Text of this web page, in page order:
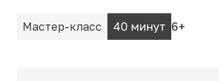
Мастер-класс 40 минут 6+